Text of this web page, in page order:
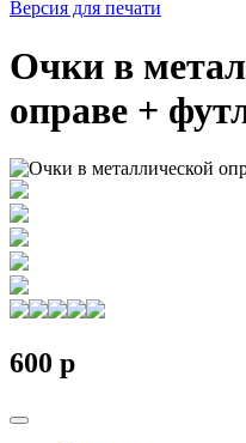
Версия для печати
Очки в
оправе +
600 p